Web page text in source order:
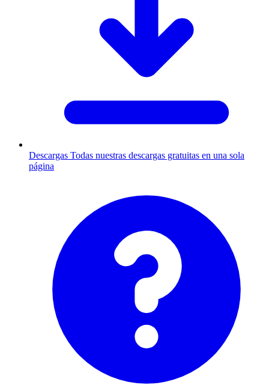
Descargas Todas nuestras descargas gratuitas en una sola
página